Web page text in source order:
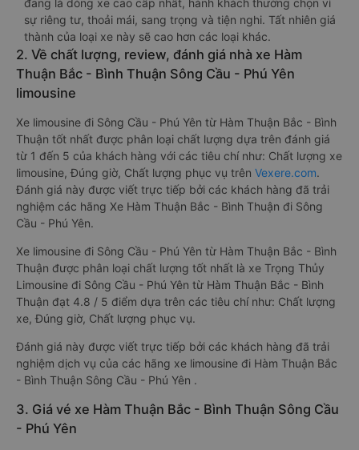
đang là dòng xe cao cấp nhất, hành khách thường chọn vì
sự riêng tư, thoải mái, sang trọng và tiện nghi. Tất nhiên giá
thành của loại xe này sẽ cao hơn các loại khác.
2. Về chất lượng, review, đánh giá nhà xe Hàm
Thuận Bắc - Bình Thuận Sông Cầu - Phú Yên
limousine
Xe limousine đi Sông Cầu - Phú Yên từ Hàm Thuận Bắc - Bình
Thuận tốt nhất được phân loại chất lượng dựa trên đánh giá
từ 1 đến 5 của khách hàng với các tiêu chí như: Chất lượng xe
limousine, Đúng giờ, Chất lượng phục vụ trên Vexere.com.
Đánh giá này được viết trực tiếp bởi các khách hàng đã trải
nghiệm các hãng Xe Hàm Thuận Bắc - Bình Thuận đi Sông
Cầu - Phú Yên.
Xe limousine đi Sông Cầu - Phú Yên từ Hàm Thuận Bắc - Bình
Thuận được phân loại chất lượng tốt nhất là xe Trọng Thủy
Limousine đi Sông Cầu - Phú Yên từ Hàm Thuận Bắc - Bình
Thuận đạt 4.8 / 5 điểm dựa trên các tiêu chí như: Chất lượng
xe, Đúng giờ, Chất lượng phục vụ.
Đánh giá này được viết trực tiếp bởi các khách hàng đã trải
nghiệm dịch vụ của các hãng xe limousine đi Hàm Thuận Bắc
- Bình Thuận Sông Cầu - Phú Yên .
3. Giá vé xe Hàm Thuận Bắc - Bình Thuận Sông Cầu
- Phú Yên